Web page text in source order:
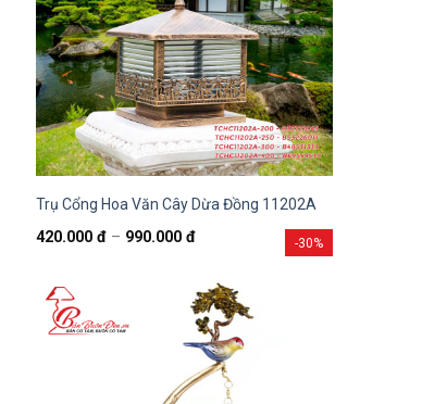
-30%
Trụ Cổng Hoa Văn Cây Dừa Đồng 11202A
420.000đ – 990.000đ